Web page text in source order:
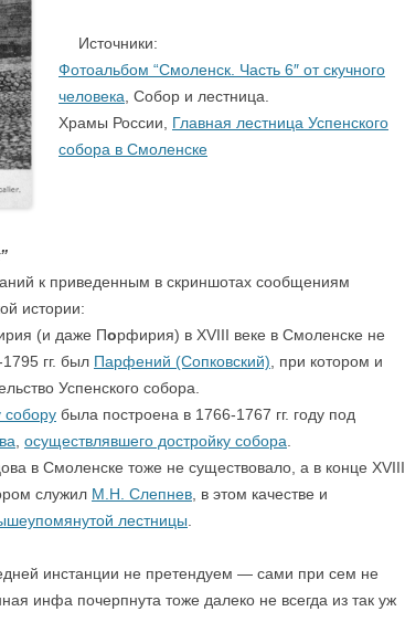
Источники:
Фотоальбом “Смоленск. Часть 6″ от скучного
человека , Собор и лестница.
Храмы России, Главная лестница Успенского
собора в Смоленске
к приведенным в скриншотах сообщениям
истории:
(и даже Порфирия) в XVIII веке в Смоленске не
гг. был Парфений (Сопковский) , при котором и
Успенского собора.
собору была построена в 1766-1767 гг. году под
осуществлявшего достройку собора
в Смоленске тоже не существовало, а в конце XVIII
служил М.Н. Слепнев , в этом качестве и
лестницы
инстанции не претендуем — сами при сем не
инфа почерпнута тоже далеко не всегда из так уж